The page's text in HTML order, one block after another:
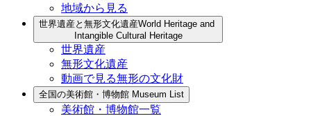
地域から見る
世界遺産と無形文化遺産World Heritage and
Intangible Cultural Heritage
世界遺産
無形文化遺産
動画で見る無形の文化財
全国の美術館・博物館 Museum List
美術館・博物館一覧